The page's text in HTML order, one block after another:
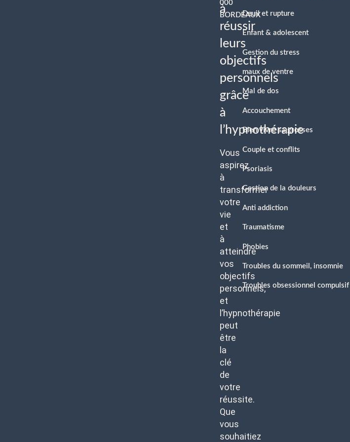
à
réussir
leurs
objectifs
personnels
grâce
à
l’hypnothérapie
Vous
aspirez
à
transformer
votre
vie
et
à
atteindre
vos
objectifs
personnels,
et
l’hypnothérapie
peut
être
la
clé
de
votre
réussite.
Que
vous
souhaitiez
000
BORDEAUXDeuil et rupture
Enfant & adolescent
Gestion du stress
maux de ventre
Mal de dos
Accouchement
Bien vivre sa grosses
Couple et conflits
Psoriasis
Gestion de la douleurs
Anti addiction
Traumatisme
Phobies
Troubles du sommeil, insomnie
Troubles obsessionnel compulsif